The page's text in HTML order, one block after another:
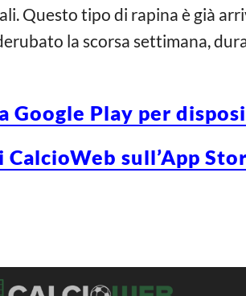
Questo tipo di rapina è già
la scorsa settimana,
Google Play per
CalcioWeb sull’App